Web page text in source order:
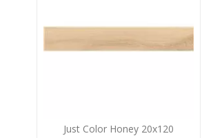
Just Color Honey 20x120